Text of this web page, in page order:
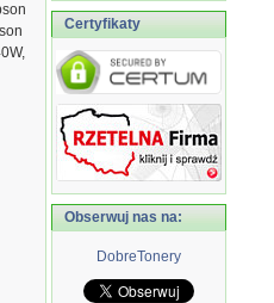
Certyfikaty
Obserwuj nas na:
DobreTonery